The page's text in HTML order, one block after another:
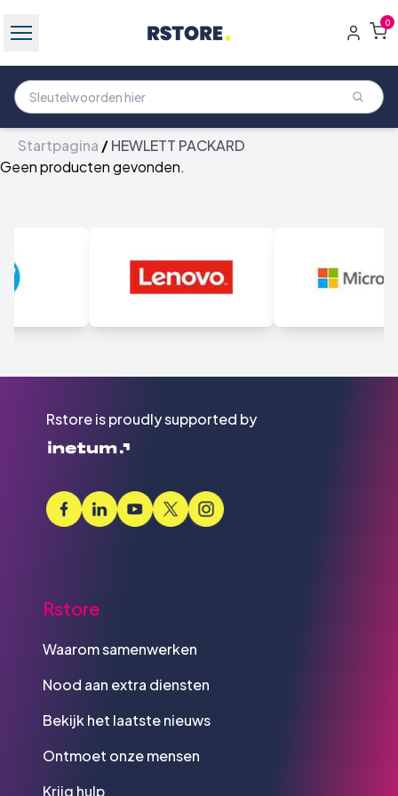
0
Startpagina /HEWLETT PACKARD
Geen producten gevonden.
Rstore is proudly supported by
Rstore
Waarom samenwerken
Nood aan extra diensten
Bekijk het laatste nieuws
Ontmoet onze mensen
Krijg hulp